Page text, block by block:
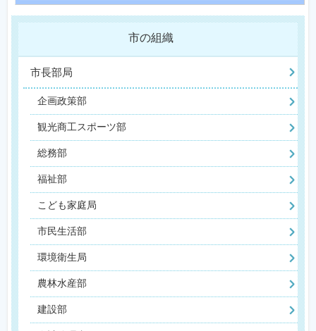
市の組織
市長部局
企画政策部
観光商工スポーツ部
総務部
福祉部
こども家庭局
市民生活部
環境衛生局
農林水産部
建設部